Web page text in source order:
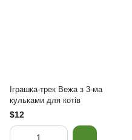
Іграшка-трек Вежа з 3-ма
кульками для котів
$12